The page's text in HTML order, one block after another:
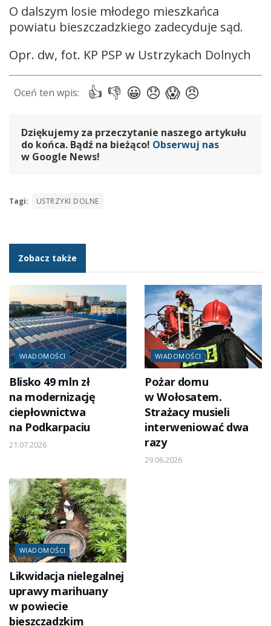
O dalszym losie młodego mieszkańca
powiatu bieszczadzkiego zadecyduje sąd.
Opr. dw, fot. KP PSP w Ustrzykach Dolnych
Dziękujemy za przeczytanie naszego artykułu
do końca. Bądź na bieżąco! Obserwuj nas
w Google News!
Tagi: USTRZYKI DOLNE
Zobacz także
WIADOMOŚCI
Blisko 49 mln zł
na modernizację
ciepłownictwa
na Podkarpaciu
21.07.2026
WIADOMOŚCI
Pożar domu
w Wołosatem.
Strażacy musieli
interweniować dwa
razy
29.06.2026
WIADOMOŚCI
Likwidacja nielegalnej
uprawy marihuany
w powiecie
bieszczadzkim